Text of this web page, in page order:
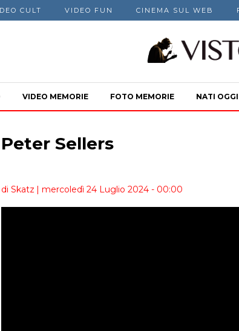
CULT VIDEO FUN CINEMA SUL WEB
VIDEO MEMORIE FOTO MEMORIE NATI OGGI
Peter Sellers
di Skatz | mercoledì 24 Luglio 2024 - 00:00